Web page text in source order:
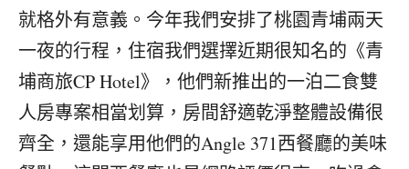
就格外有意義。今年我們安排了桃園青埔兩天
一夜的行程，住宿我們選擇近期很知名的 《青
埔商旅CP Hotel》，他們新推出的一泊二食雙
人房專案相當划算，房間舒適乾淨整體設備很
齊全，還能享用他們的Angle 371西餐廳的美味